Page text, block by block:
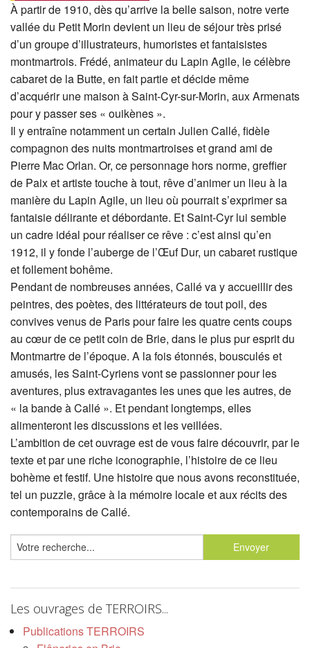
Boutique
À partir de 1910, dès qu’arrive la belle saison, notre verte
vallée du Petit Morin devient un lieu de séjour très prisé
d’un groupe d’illustrateurs, humoristes et fantaisistes
montmartrois. Frédé, animateur du Lapin Agile, le célèbre
cabaret de la Butte, en fait partie et décide même
d’acquérir une maison à Saint-Cyr-sur-Morin, aux Armenats
pour y passer ses « ouikènes ».
Il y entraîne notamment un certain Julien Callé, fidèle
compagnon des nuits montmartroises et grand ami de
Pierre Mac Orlan. Or, ce personnage hors norme, greffier
de Paix et artiste touche à tout, rêve d’animer un lieu à la
manière du Lapin Agile, un lieu où pourrait s’exprimer sa
fantaisie délirante et débordante. Et Saint-Cyr lui semble
un cadre idéal pour réaliser ce rêve : c’est ainsi qu’en
1912, il y fonde l’auberge de l’Œuf Dur, un cabaret rustique
et follement bohême.
Pendant de nombreuses années, Callé va y accueillir des
peintres, des poètes, des littérateurs de tout poil, des
convives venus de Paris pour faire les quatre cents coups
au cœur de ce petit coin de Brie, dans le plus pur esprit du
Montmartre de l’époque. A la fois étonnés, bousculés et
amusés, les Saint-Cyriens vont se passionner pour les
aventures, plus extravagantes les unes que les autres, de
« la bande à Callé ». Et pendant longtemps, elles
alimenteront les discussions et les veillées.
L’ambition de cet ouvrage est de vous faire découvrir, par le
texte et par une riche iconographie, l’histoire de ce lieu
bohème et festif. Une histoire que nous avons reconstituée,
tel un puzzle, grâce à la mémoire locale et aux récits des
contemporains de Callé.
Les ouvrages de TERROIRS...
Publications TERROIRS